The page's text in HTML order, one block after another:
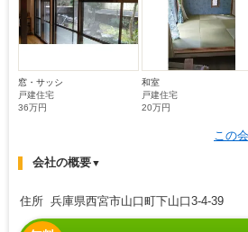
窓・サッシ
戸建住宅
36万円
和室
戸建住宅
20万円
この
会社の概要▼
住所 兵庫県西宮市山口町下山口3-4-39